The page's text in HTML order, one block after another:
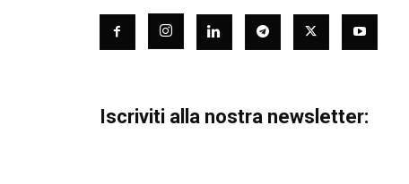
Iscriviti alla nostra newsletter: